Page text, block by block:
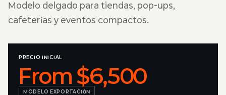
Modelo delgado para tiendas, pop-ups,
cafeterías y eventos compactos.
PRECIO INICIAL
From $6,500
MODELO EXPORTACIÓN